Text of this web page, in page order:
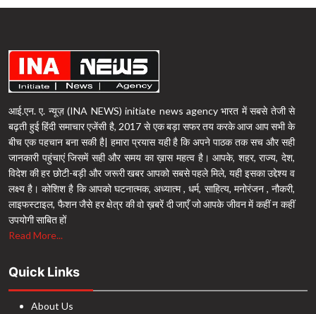
आई.एन. ए. न्यूज़ (INA NEWS) initiate news agency भारत में सबसे तेजी से
बढ़ती हुई हिंदी समाचार एजेंसी है, 2017 से एक बड़ा सफर तय करके आज आप सभी के
बीच एक पहचान बना सकी है| हमारा प्रयास यही है कि अपने पाठक तक सच और सही
जानकारी पहुंचाएं जिसमें सही और समय का ख़ास महत्व है। आपके, शहर, राज्य, देश,
विदेश की हर छोटी-बड़ी और जरूरी खबर आपको सबसे पहले मिले, यही इसका उद्देश्य व
लक्ष्य है। कोशिश है कि आपको घटनात्मक, अध्यात्म , धर्म, साहित्य, मनोरंजन , नौकरी,
लाइफस्टाइल, फैशन जैसे हर क्षेत्र की वो ख़बरें दी जाएँ जो आपके जीवन में कहीं न कहीं
उपयोगी साबित हों
Read More...
Quick Links
About Us